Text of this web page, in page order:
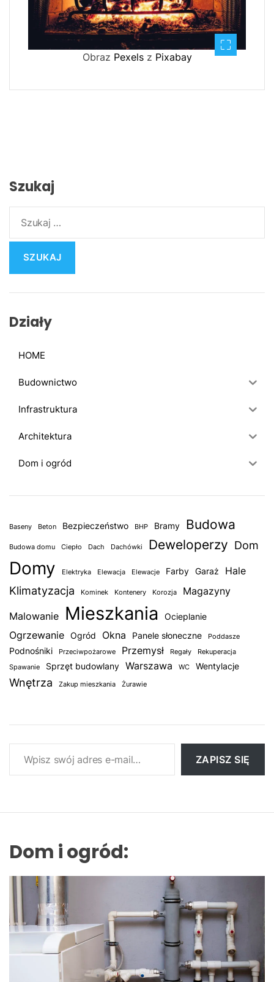
Obraz Pexelsz Pixabay
Szukaj
u
a
j
Działy
HOME
Budownictwo
Infrastruktura
Architektura
Dom i ogród
Baseny Beton Bezpieczeństwo BHP Bramy Budowa
Budowa domu Ciepło Dach Dachówki Deweloperzy Dom
Domy Elektryka Elewacja Elewacje Farby Garaż Hale
Klimatyzacja Kominek Kontenery Korozja Magazyny
Malowanie Mieszkania Ocieplanie
Ogrzewanie Ogród Okna Panele słoneczne Poddasze
Podnośniki Przeciwpożarowe Przemysł Regały
Rekuperacja
Spawanie
Sprzęt budowlany Warszawa WC Wentylacje
Wnętrza Zakup mieszkania Żurawie
Wpisz swój adres e-mail…
ZAPISZ SIĘ
Dom i ogród: